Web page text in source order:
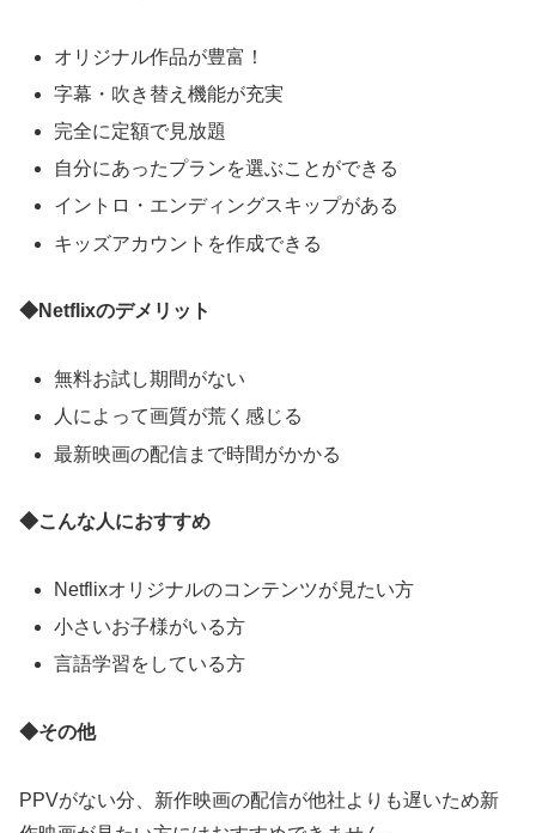
オリジナル作品が豊富！
字幕・吹き替え機能が充実
完全に定額で見放題
自分にあったプランを選ぶことができる
イントロ・エンディングスキップがある
キッズアカウントを作成できる
◆Netflixのデメリット
無料お試し期間がない
人によって画質が荒く感じる
最新映画の配信まで時間がかかる
◆こんな人におすすめ
Netflixオリジナルのコンテンツが見たい方
小さいお子様がいる方
言語学習をしている方
◆その他
PPVがない分、新作映画の配信が他社よりも遅いため新